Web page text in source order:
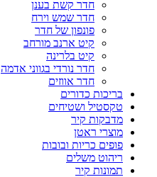
חדר קשת בענן
חדר שמש וירח
פונפון של חדר
קיט ארנב מורחב
קיט בלרינה
חדר נורדי בגווני אדמה
חדר אווזים
בריכות כדורים
טקסטיל ושטיחים
מדבקות קיר
מוצרי ראטן
פופים כריות ובובות
ריהוט משלים
תמונות קיר